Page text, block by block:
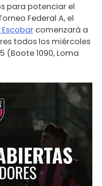
para potenciar el
Federal A, el
comenzará a
todos los miércoles
(Boote 1090, Loma